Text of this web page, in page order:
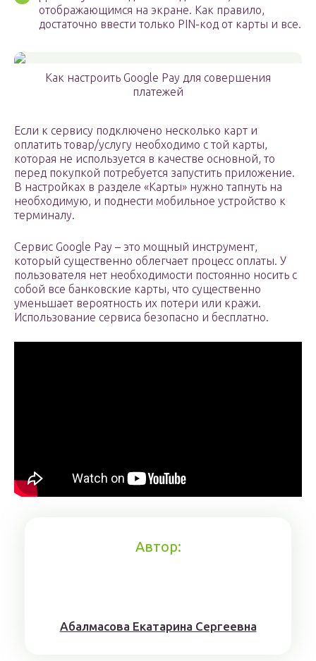
отображающимся на экране. Как правило,
достаточно ввести только PIN-код от карты и все.
Как настроить Google Pay для совершения
платежей
Если к сервису подключено несколько карт и
оплатить товар/услугу необходимо с той карты,
которая не используется в качестве основной, то
перед покупкой потребуется запустить приложение.
В настройках в разделе «Карты» нужно тапнуть на
необходимую, и поднести мобильное устройство к
терминалу.
Сервис Google Pay – это мощный инструмент,
который существенно облегчает процесс оплаты. У
пользователя нет необходимости постоянно носить с
собой все банковские карты, что существенно
уменьшает вероятность их потери или кражи.
Использование сервиса безопасно и бесплатно.
Автор:
Aбaлмaсoвa Eкaтaринa Ceргeeвнa